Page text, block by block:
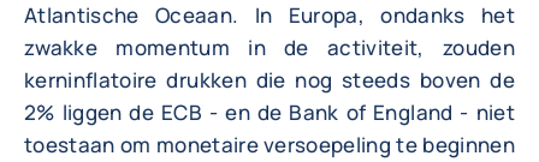
Atlantische Oceaan. In Europa, ondanks het
zwakke momentum in de activiteit, zouden
kerninflatoire drukken die nog steeds boven de
2% liggen de ECB - en de Bank of England - niet
toestaan om monetaire versoepeling te beginnen